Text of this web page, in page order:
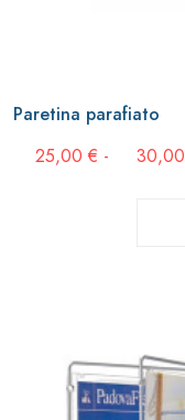
Paretina parafiato
25,00 € - 30,00